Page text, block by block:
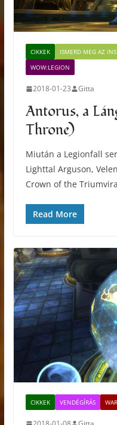
CIKKEK ISMERD MEG AZ
WOW:LEGION
2018-01-23 Gitta
Antorus, a
Throne)
Miután a Legionfall
Lighttal Arguson,
Crown of the
Read More
CIKKEK VENDÉGÍRÁS